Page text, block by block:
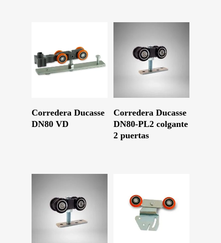
Corredera Ducasse
DN80 VD
Corredera Ducasse
DN80-PL2 colgante
2 puertas